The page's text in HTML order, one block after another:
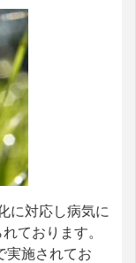
に対応し病気に
ております。
実施されてお